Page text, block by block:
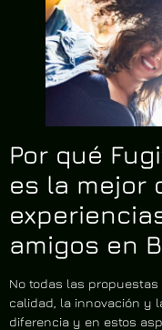
Por qué
es la mejor
amigos en
No todas las
calidad, la innovación y
diferencia y en estos